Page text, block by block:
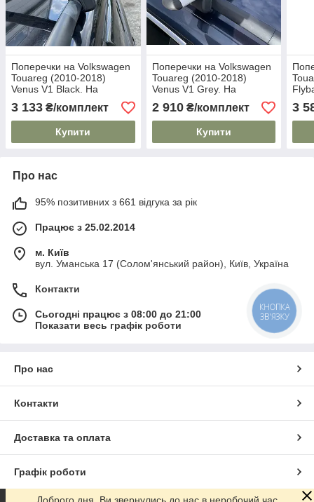
Поперечки на Volkswagen
Touareg (2010-2018)
Venus V1 Black. На
стандартні рейлінги. Без
замка. Чорні
3 133 ₴/комплект
Купити
Поперечки на Volkswagen
Touareg (2010-2018)
Venus V1 Grey. На
стандартні рейлінги. Без
замка. Сірі
2 910₴/комплект
Купити
3
Про нас
95% позитивних з 661 відгука за рік
Працює з 25.02.2014
м. Київ
вул. Уманська 17 (Солом'янський район), Київ, Україна
Контакти
Сьогодні працює з 08:00 до 21:00
Показати весь графік роботи
Про нас
Контакти
Доставка та оплата
Графік роботи
КНОПКА
ЗВ'ЯЗКУ